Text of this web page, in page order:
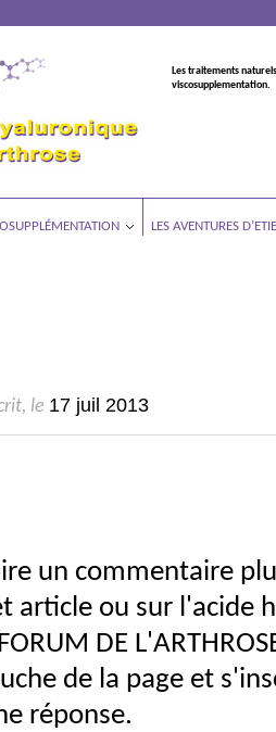
Les traitements
viscosupplementation.
LES AVENTURES
le 17 juil 2013
un commentaire
article ou sur l'acide
DE
de la page et
réponse.